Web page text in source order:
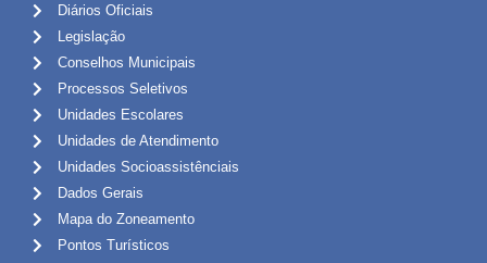
Diários Oficiais
Legislação
Conselhos Municipais
Processos Seletivos
Unidades Escolares
Unidades de Atendimento
Unidades Socioassistênciais
Dados Gerais
Mapa do Zoneamento
Pontos Turísticos